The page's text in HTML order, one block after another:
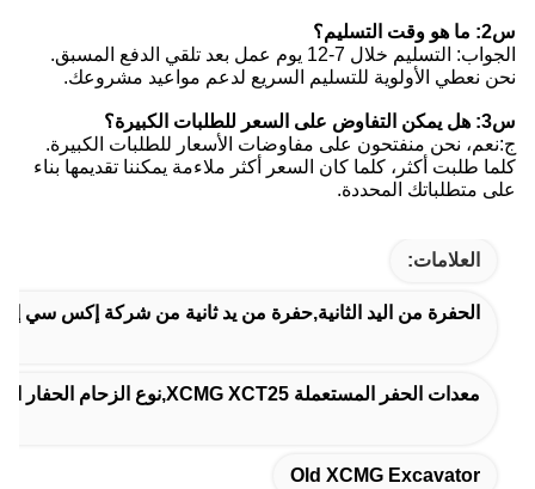
س2: ما هو وقت التسليم؟
الجواب: التسليم خلال 7-12 يوم عمل بعد تلقي الدفع المسبق.
نحن نعطي الأولوية للتسليم السريع لدعم مواعيد مشروعك.
س3: هل يمكن التفاوض على السعر للطلبات الكبيرة؟
ج:نعم، نحن منفتحون على مفاوضات الأسعار للطلبات الكبيرة.
كلما طلبت أكثر، كلما كان السعر أكثر ملاءمة يمكننا تقديمها بناء
على متطلباتك المحددة.
العلامات:
الحفرة من اليد الثانية,حفرة من يد ثانية من شركة إكس
معدات الحفر المستعملة XCMG XCT25,نوع الزحام الحفار المستخدم XCMG,75 كم / ساعة معدات الحفر المستعملة XCMG
Old XCMG Excavator